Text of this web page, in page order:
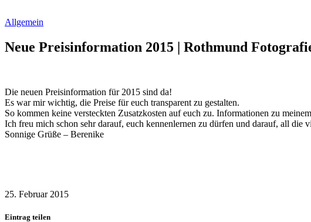
Allgemein
Neue Preisinformation 2015 | Rothmund
Die neuen Preisinformation für 2015 sind da!
Es war mir wichtig, die Preise für euch transparent zu gestalten.
So kommen keine versteckten Zusatzkosten auf euch zu. Informationen zu
Ich freu mich schon sehr darauf, euch kennenlernen zu dürfen und darauf, all die
Sonnige Grüße – Berenike
25. Februar 2015
Eintrag teilen